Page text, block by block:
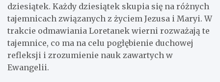
dziesiątek. Każdy dziesiątek skupia się na różnych
tajemnicach związanych z życiem Jezusa i Maryi. W
trakcie odmawiania Loretanek wierni rozważają te
tajemnice, co ma na celu pogłębienie duchowej
refleksji i zrozumienie nauk zawartych w
Ewangelii.